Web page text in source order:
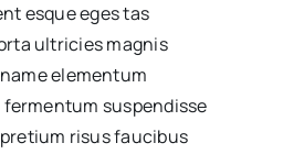
esque eges tas
ultricies magnis
elementum
suspendisse
risus faucibus